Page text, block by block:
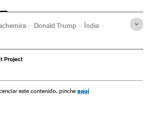
Donald Trump Índia
este contenido, pinche aquí